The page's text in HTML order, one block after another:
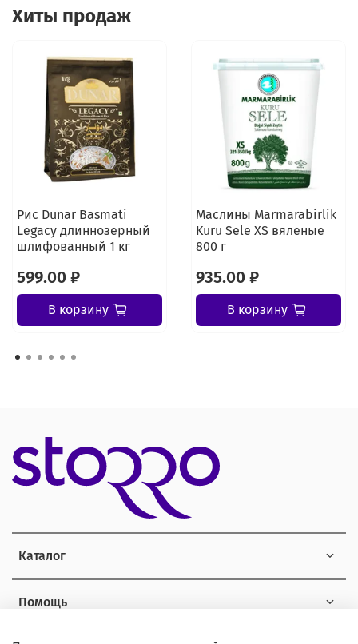
Хиты продаж
Рис Dunar Basmati
Legacy длиннозерный
шлифованный 1 кг
599.00 ₽
В корзину
Маслины Marmarabirlik
Kuru Sele XS вяленые
800 г
935.00 ₽
В корзину
Каталог
Помощь